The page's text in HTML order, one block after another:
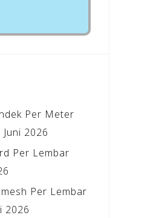
Per Meter
2026
Per Lembar
Per Lembar
2026